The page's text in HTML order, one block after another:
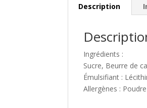
Description
Ingrédients :
Sucre, Beurre de
Émulsifiant :
Allergènes :